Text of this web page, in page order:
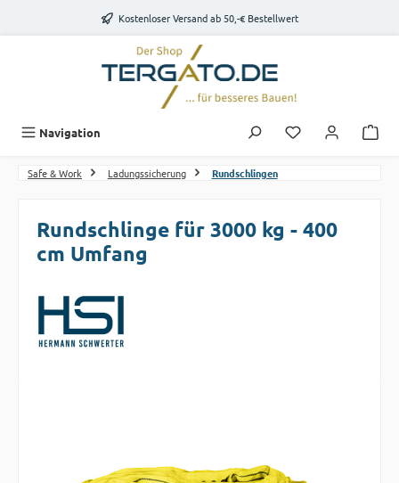
Zum Hauptinhalt springenKostenloser Versand ab 50,-€ Bestellwert
Navigation Du hast 0
Safe & Work Ladungssicherung Rundschlingen
Rundschlinge für 3000 kg - 400
cm Umfang